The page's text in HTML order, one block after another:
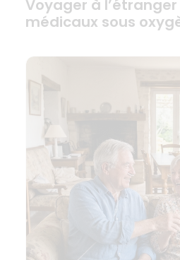
Voyager à
médicaux sous